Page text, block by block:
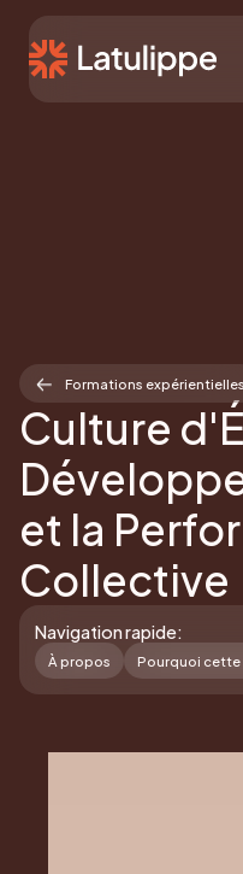
Formations expérientielles
Culture
et la
Collective
Navigation rapide:
À propos Pourquoi